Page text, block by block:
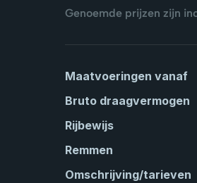
Genoemde prijzen zijn
Maatvoeringen vanaf
Bruto draagvermogen
Remmen
Omschrijving/tarieven